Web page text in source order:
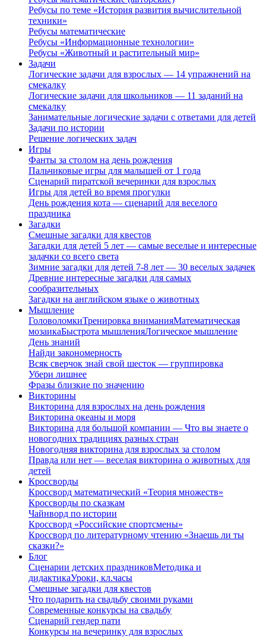
Ребусы по теме «История развития вычислительной
техники»
Ребусы математические
Ребусы «Информационные технологии»
Ребусы «Животный и растительный мир»
Задачи
Логические задачи для взрослых — 14 упражнений на
смекалку
Логические задачи для школьников — 11 заданий на
смекалку
Занимательные логические задачи с ответами для детей
Задачи по истории
Решение логических задач
Игры
Фанты за столом на день рождения
Пальчиковые игры для малышей от 1 года
Сценарий пиратской вечеринки для взрослых
Игры для детей во время прогулки
День рождения кота — сценарий для веселого
праздника
Загадки
Смешные загадки для квестов
Загадки для детей 5 лет — самые веселые и интересные
задачки со всего света
Зимние загадки для детей 7-8 лет — 30 веселых задачек
Древние интересные загадки для самых
сообразительных
Загадки на английском языке о животных
Мышление
ГоловоломкиТренировка вниманияМатематическая
мозаикаБыстрота мышленияЛогическое мышление
День знаний
Найди закономерность
Всяк сверчок знай свой шесток — группировка
Убери лишнее
Фразы близкие по значению
Викторины
Викторина для взрослых на день рождения
Викторина океаны и моря
Викторина для большой компании — Что вы знаете о
новогодних традициях разных стран
Новогодняя викторина для взрослых за столом
Правда или нет — веселая викторина о животных для
детей
Кроссворды
Кроссворд математический «Теория множеств»
Кроссворды по сказкам
Чайнворд по истории
Кроссворд «Российские спортсмены»
Кроссворд по литературному чтению «Знаешь ли ты
сказки?»
Блог
Сценарии детских праздниковМетодика и
дидактикаУроки, кл.часы
Смешные загадки для квестов
Что подарить на свадьбу своими руками
Современные конкурсы на свадьбу
Сценарий гендер пати
Конкурсы на вечеринку для взрослых